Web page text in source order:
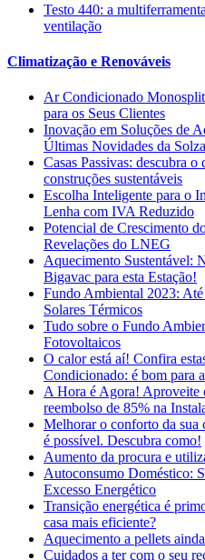
Testo 440: a
ventilação
Climatização e Renováveis
Ar Condicionado
para os Seus Clientes
Inovação em Soluções de
Últimas Novidades da
Casas Passivas: descubra o
construções sustentáveis
Escolha Inteligente para o
Lenha com IVA Reduzido
Potencial de Crescimento
Revelações do LNEG
Aquecimento Sustentável:
Bigavac para esta Estação!
Fundo Ambiental 2023:
Solares Térmicos
Tudo sobre o Fundo
Fotovoltaicos
O calor está aí! Confira
Condicionado: é bom para
A Hora é Agora! Aproveite
reembolso de 85% na
Melhorar o conforto da sua
é possível. Descubra como!
Aumento da procura e
Autoconsumo Doméstico:
Excesso Energético
Transição energética é
casa mais eficiente?
Aquecimento a pellets
Cuidados a ter com o seu